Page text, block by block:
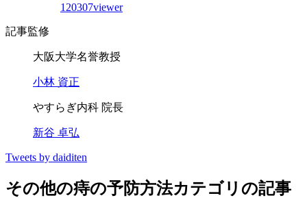
120307viewer
記事監修
大阪大学名誉教授
小林 資正
やすらぎ内科 院長
新谷 卓弘
Tweets by daiditen
その他の痔の予防方法カテゴリの記事